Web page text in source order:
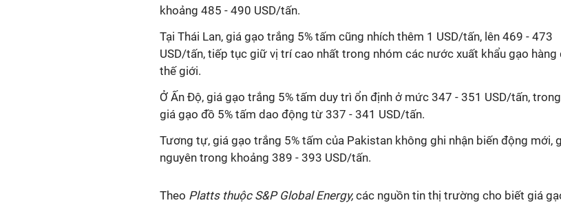
khoảng 485 - 490 USD/tấn.
Tại Thái Lan, giá gạo trắng 5% tấm cũng nhích thêm 1 USD/tấn, lên 469 - 473
USD/tấn, tiếp tục giữ vị trí cao nhất trong nhóm các nước xuất khẩu gạo hàng
thế giới.
Ở Ấn Độ, giá gạo trắng 5% tấm duy trì ổn định ở mức 347 - 351 USD/tấn,
giá gạo đồ 5% tấm dao động từ 337 - 341 USD/tấn.
Tương tự, giá gạo trắng 5% tấm của Pakistan không ghi nhận biến động mới,
nguyên trong khoảng 389 - 393 USD/tấn.
Theo Platts thuộc S&P Global Energy, các nguồn tin thị trường cho biết giá